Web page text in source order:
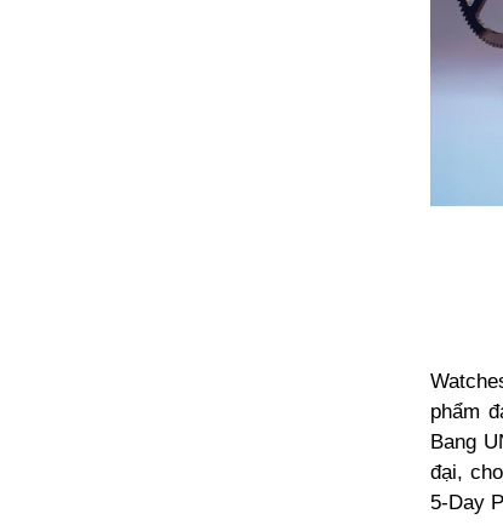
phẩm
Bang
đại,
5-Day